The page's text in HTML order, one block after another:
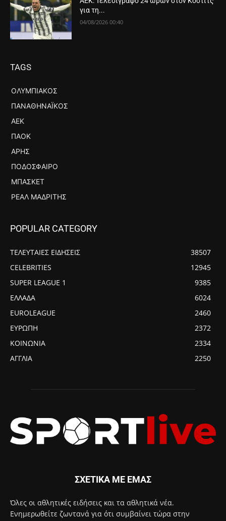
για τη...
04/08/2026 00:40
TAGS
ΟΛΥΜΠΙΑΚΌΣ
ΠΑΝΑΘΗΝΑΪΚΌΣ
ΑΕΚ
ΠΑΟΚ
ΆΡΗΣ
ΠΟΔΌΣΦΑΙΡΟ
ΜΠΆΣΚΕΤ
ΡΕΆΛ ΜΑΔΡΊΤΗΣ
POPULAR CATEGORY
ΤΕΛΕΥΤΑΙΕΣ ΕΙΔΗΣΕΙΣ
38507
CELEBRITIES
12945
SUPER LEAGUE 1
9385
ΕΛΛΑΔΑ
6024
EUROLEAGUE
2460
ΕΥΡΩΠΗ
2372
ΚΟΙΝΩΝΙΑ
2334
ΑΓΓΛΙΑ
2250
ΣΧΕΤΙΚΑ ΜΕ ΕΜΑΣ
Όλες οι αθλητικές ειδήσεις και τα αθλητικά νέα.
Ενημερωθείτε ζωντανά για ότι συμβαίνει τώρα στην